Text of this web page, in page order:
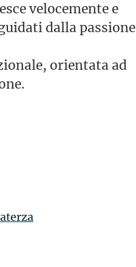
velocemente e
dalla passione
orientata ad